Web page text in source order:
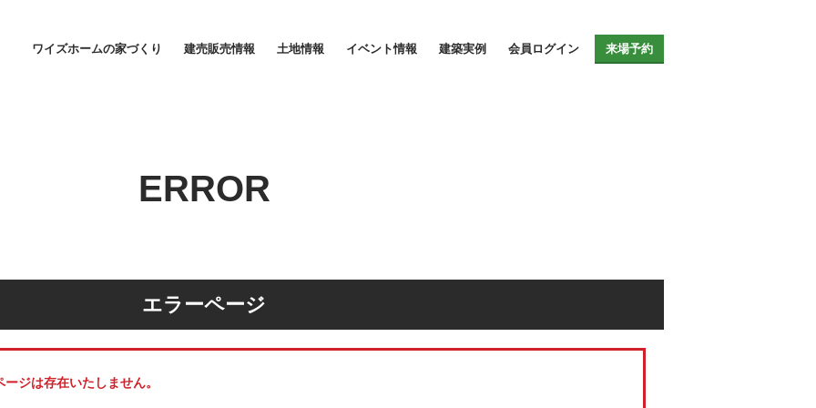
ワイズホームの家づくり 建売販売情報 土地情報 イベント情報 建築実例 会員ログイン 来場予約
ERROR
エラーページ
は存在いたしません。